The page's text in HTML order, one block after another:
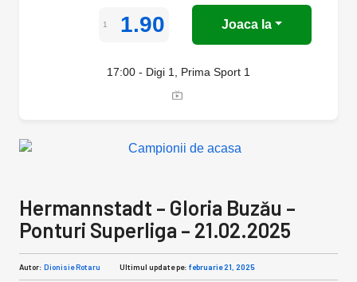
1 1.90 Joaca la
17:00 - Digi 1, Prima Sport 1
Hermannstadt – Gloria Buzău –
Ponturi Superliga – 21.02.2025
Autor: Dionisie Rotaru Ultimul update pe: februarie 21, 2025